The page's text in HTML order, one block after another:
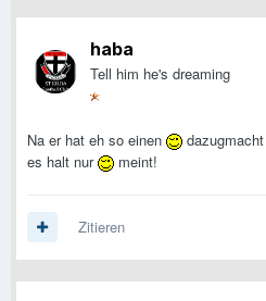
haba
Tell him he's dreaming
Na er hat eh so einen
es halt nur
meint!
Zitieren